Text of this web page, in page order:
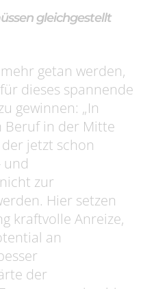
gleichgestellt
getan werden,
dieses spannende
gewinnen: „In
Beruf in der Mitte
jetzt schon
und
zur
Hier setzen
kraftvolle Anreize,
an
der